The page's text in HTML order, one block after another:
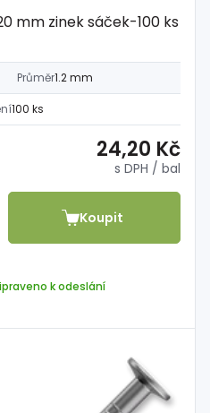
mm zinek sáček-100 ks
Průměr1.2 mm
100 ks
24,20 Kč
s DPH / bal
Koupit
k odeslání